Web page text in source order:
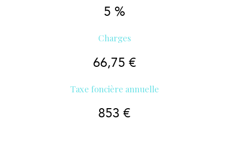
5 %
Charges
66,75 €
Taxe foncière annuelle
853 €